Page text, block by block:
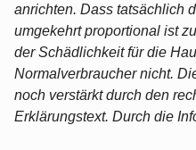
anrichten. Dass tatsächlich
umgekehrt proportional ist
der Schädlichkeit für die
Normalverbraucher nicht.
noch verstärkt durch den
Erklärungstext. Durch die